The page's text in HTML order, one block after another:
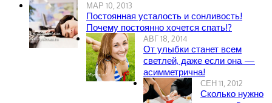
МАР 10, 2013
Постоянная усталость и сонливость!
Почему постоянно хочется спать!?
АВГ 18, 2014
От улыбки станет всем
светлей, даже если она —
асимметрична!
СЕН 11, 2012
Сколько нужно